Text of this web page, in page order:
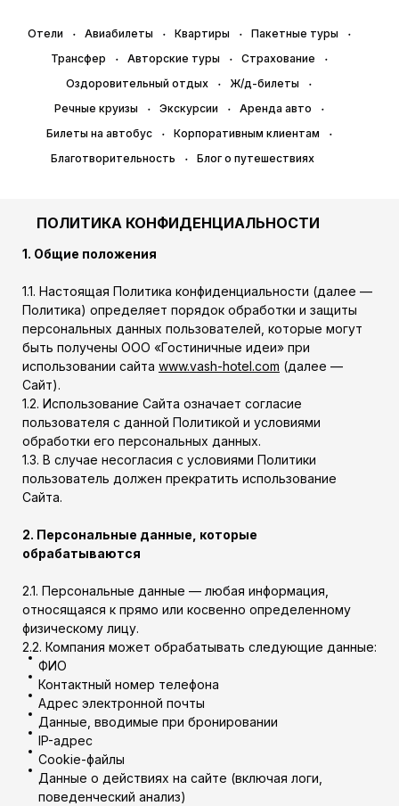
Отели Авиабилеты Квартиры
Пакетные туры
Трансфер
Авторские туры
Страхование
Оздоровительный отдых
Ж/д-билеты
Речные круизы
Экскурсии
Аренда авто
Билеты на автобус
Корпоративным клиентам
Благотворительность
Блог о путешествиях
ПОЛИТИКА КОНФИДЕНЦИАЛЬНОСТИ
1. Общие положения
1.1. Настоящая Политика конфиденциальности (далее —
Политика) определяет порядок обработки и защиты
персональных данных пользователей, которые могут
быть получены ООО «Гостиничные идеи» при
использовании сайта www.vash-hotel.com (далее —
Сайт).
1.2. Использование Сайта означает согласие
пользователя с данной Политикой и условиями
обработки его персональных данных.
1.3. В случае несогласия с условиями Политики
пользователь должен прекратить использование
Сайта.
2. Персональные данные, которые
обрабатываются
2.1. Персональные данные — любая информация,
относящаяся к прямо или косвенно определенному
физическому лицу.
2.2. Компания может обрабатывать следующие данные:
ФИО
Контактный номер телефона
Адрес электронной почты
Данные, вводимые при бронировании
IP-адрес
Cookie-файлы
Данные о действиях на сайте (включая логи,
поведенческий анализ)